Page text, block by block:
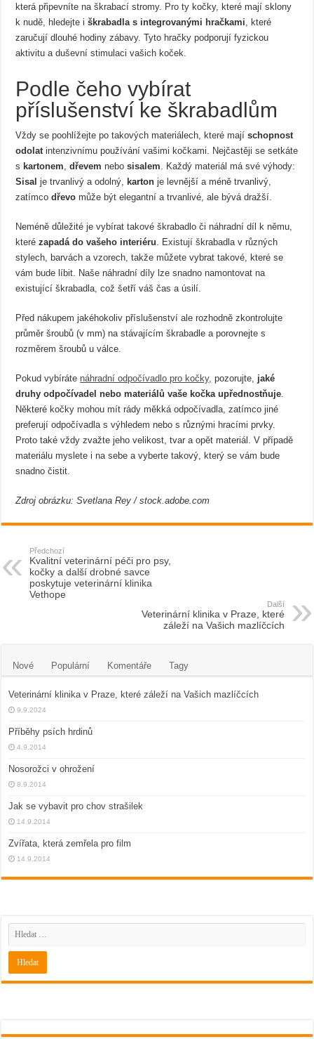
která připevníte na škrabací stromy. Pro ty kočky, které mají sklony
k nudě, hledejte iškrabadla s integrovanými hračkami , které
zaručují dlouhé hodiny zábavy. Tyto hračky podporují fyzickou
aktivitu a duševní stimulaci vašich koček.
Podle čeho vybírat
příslušenství ke škrabadlům
Vždy se poohlížejte po takových materiálech, které majíschopnost
odolat intenzivnímu používání vašimi kočkami. Nejčastěji se setkáte
s kartonem ,dřevem nebosisalem . Každý materiál má své výhody:
Sisal je trvanlivý a odolný, karton je levnější a méně trvanlivý,
zatímcodřevo může být elegantní a trvanlivé, ale bývá dražší.
Neméně důležité je vybírat takové škrabadlo či náhradní díl k němu,
kterézapadá do vašeho interiéru . Existují škrabadla v různých
stylech, barvách a vzorech, takže můžete vybrat takové, které se
vám bude líbit. Naše náhradní díly lze snadno namontovat na
existující škrabadla, což šetří váš čas a úsilí.
Před nákupem jakéhokoliv příslušenství ale rozhodně zkontrolujte
průměr šroubů (v mm) na stávajícím škrabadle a porovnejte s
rozměrem šroubů u válce.
Pokud vybíráte náhradní odpočívadlo pro kočky, pozorujte, jaké
druhy odpočívadel nebo materiálů vaše kočka upřednostňuje
Některé kočky mohou mít rády měkká odpočívadla, zatímco jiné
preferují odpočívadla s výhledem nebo s různými hracími prvky.
Proto také vždy zvažte jeho velikost, tvar a opět materiál. V případě
materiálu myslete i na sebe a vyberte takový, který se vám bude
snadno čistit.
Zdroj obrázku: Svetlana Rey / stock.adobe.com
Předchozí
Kvalitní veterinární péči pro psy,
kočky a další drobné savce
poskytuje veterinární klinika
Vethope
Další
Veterinární klinika v Praze, které
záleží na Vašich mazlíčcích
Nové Populární Komentáře Tagy
Veterinární klinika v Praze, které záleží na Vašich mazlíčcích
9.9.2024
Příběhy psích hrdinů
4.9.2014
Nosorožci v ohrožení
8.9.2014
Jak se vybavit pro chov strašilek
14.9.2014
Zvířata, která zemřela pro film
14.9.2014